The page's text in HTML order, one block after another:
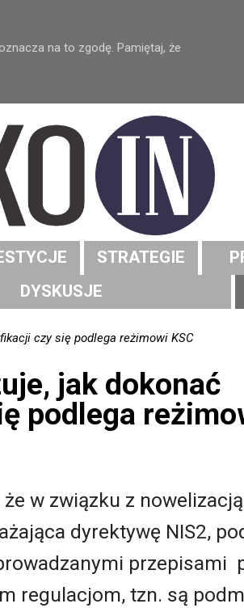
na to zgodę. Pamiętaj, że
STRATEGIE
DYSKUSJE
czy się podlega reżimowi KSC
jak dokonać
podlega
w związku z
dyrektywę NIS2,
przepisami
regulacjom, tzn. są